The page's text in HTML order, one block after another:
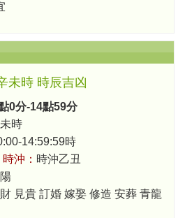
未時 時辰吉凶
0分-14點59分
時
14:59:59時
時沖： 時沖乙丑
見貴 訂婚 嫁娶 修造 安葬 青龍